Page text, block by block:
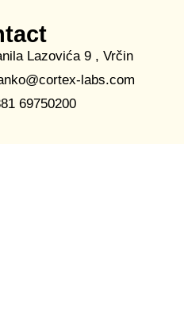
Lazovića 9 , Vrčin
labs.com
69750200